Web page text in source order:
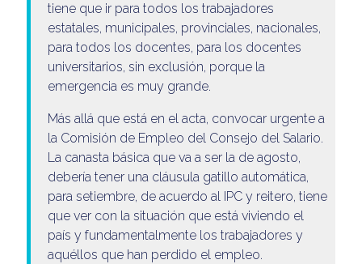
tiene que ir para todos los trabajadores
estatales, municipales, provinciales, nacionales,
para todos los docentes, para los docentes
universitarios, sin exclusión, porque la
emergencia es muy grande.
Más allá que está en el acta, convocar urgente a
la Comisión de Empleo del Consejo del Salario.
La canasta básica que va a ser la de agosto,
debería tener una cláusula gatillo automática,
para setiembre, de acuerdo al IPC y reitero, tiene
que ver con la situación que está viviendo el
país y fundamentalmente los trabajadores y
aquéllos que han perdido el empleo.